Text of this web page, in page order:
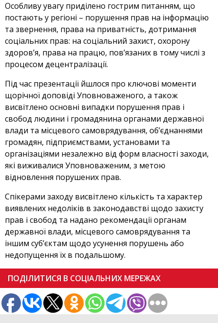
Особливу увагу приділено гострим питанням, що
постають у регіоні – порушення прав на інформацію
та звернення, права на приватність, дотримання
соціальних прав: на соціальний захист, охорону
здоров’я, права на працю, пов’язаних в тому числі з
процесом децентралізації.
Під час презентації йшлося про ключові моменти
щорічної доповіді Уповноваженого, а також
висвітлено основні випадки порушення прав і
свобод людини і громадянина органами державної
влади та місцевого самоврядування, об’єднаннями
громадян, підприємствами, установами та
організаціями незалежно від форм власності заходи,
які виживалися Уповноваженим, з метою
відновлення порушених прав.
Спікерами заходу висвітлено кількість та характер
виявлених недоліків в законодавстві щодо захисту
прав і свобод та надано рекомендації органам
державної влади, місцевого самоврядування та
іншим суб’єктам щодо усунення порушень або
недопущення їх в подальшому.
ПОДІЛИТИСЯ В СОЦІАЛЬНИХ МЕРЕЖАХ